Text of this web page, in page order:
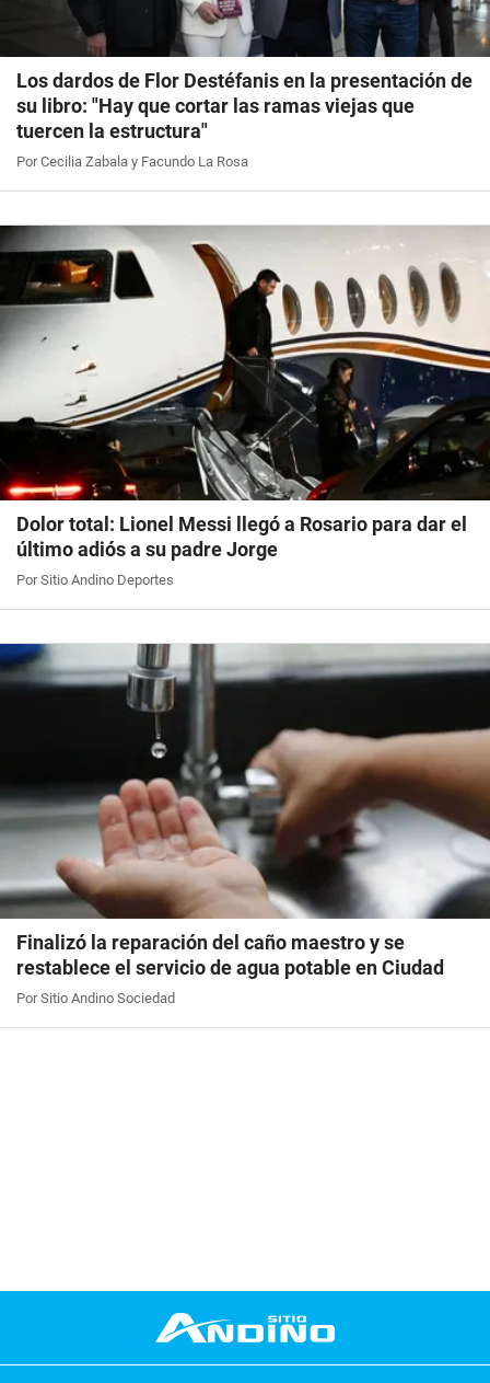
Los dardos de Flor Destéfanis en la presentación de
su libro: "Hay que cortar las ramas viejas que
tuercen la estructura"
Por Cecilia Zabala y Facundo La Rosa
Dolor total: Lionel Messi llegó a Rosario para dar el
último adiós a su padre Jorge
Por Sitio Andino Deportes
Finalizó la reparación del caño maestro y se
restablece el servicio de agua potable en Ciudad
Por Sitio Andino Sociedad